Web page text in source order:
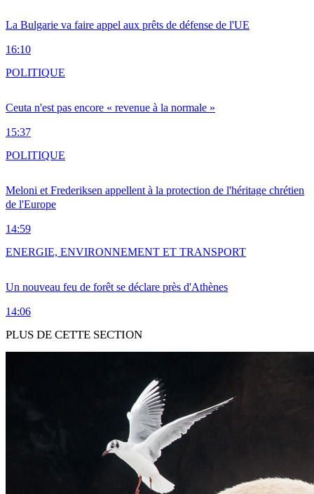
La Bulgarie va faire appel aux prêts de défense de l'UE
16:10
Ceuta n'est pas encore « revenue à la normale »
15:37
POLITIQUE
Meloni et Frederiksen appellent à la protection de l'héritage chrétien
de l'Europe
14:59
POLITIQUE
Un nouveau feu de forêt se déclare près d'Athènes
14:06
ENERGIE, ENVIRONNEMENT ET TRANSPORT
PLUS DE CETTE SECTION